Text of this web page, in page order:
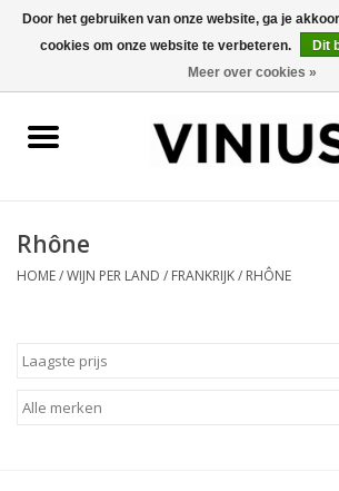
Wijn per kleur/soort
Wijnproeverij
Over Vinius
Rhône
HOME/WIJN PER LAND / FRANKRIJK/ RHÔNE
Door het gebruiken van onze website, ga je
cookies om onze website te verbeteren.
Dit
Meer over cookies »